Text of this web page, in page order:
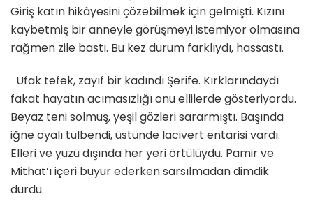
Giriş katın hikâyesini çözebilmek için gelmişti. Kızını
kaybetmiş bir anneyle görüşmeyi istemiyor olmasına
rağmen zile bastı. Bu kez durum farklıydı, hassastı.
Ufak tefek, zayıf bir kadındı Şerife. Kırklarındaydı
fakat hayatın acımasızlığı onu ellilerde gösteriyordu.
Beyaz teni solmuş, yeşil gözleri sararmıştı. Başında
iğne oyalı tülbendi, üstünde lacivert entarisi vardı.
Elleri ve yüzü dışında her yeri örtülüydü. Pamir ve
Mithat’ı içeri buyur ederken sarsılmadan dimdik
durdu.